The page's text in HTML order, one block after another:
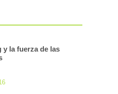
y la fuerza de las